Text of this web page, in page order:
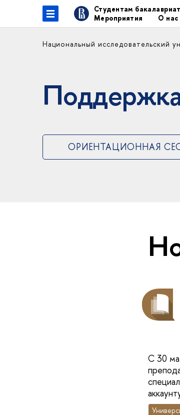
Студентам
Мероприятия
О нас
Национальный исследовательский
ОРИЕНТАЦИОННАЯ
С 30